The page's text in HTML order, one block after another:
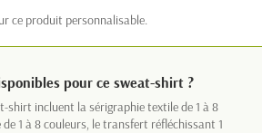
ce produit personnalisable.
pour ce sweat-shirt ?
shirt incluent la sérigraphie textile de 1 à 8
1 à 8 couleurs, le transfert réfléchissant 1